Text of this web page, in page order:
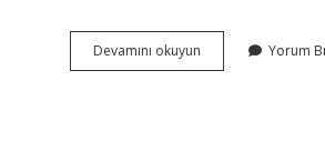
Devamını okuyun Müstetir
Olmak
Yorum